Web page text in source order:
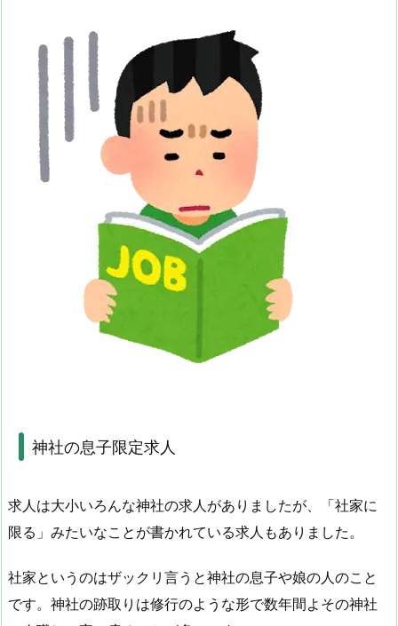
神社の息子限定求人
求人は大小いろんな神社の求人がありましたが、「社家に
限る」みたいなことが書かれている求人もありました。
社家というのはザックリ言うと神社の息子や娘の人のこと
です。神社の跡取りは修行のような形で数年間よその神社